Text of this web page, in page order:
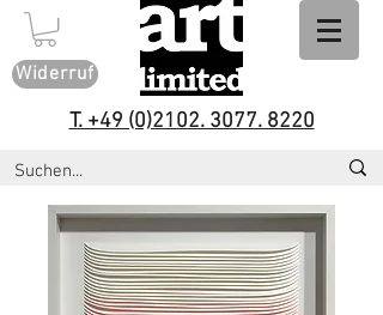
Widerruf
T. +49 (0)2102. 3077. 8220